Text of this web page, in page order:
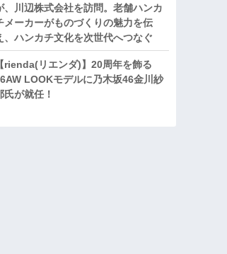
、川辺株式会社を訪問。老舗ハンカ
メーカーがものづくりの魅力を伝
、ハンカチ文化を次世代へつなぐ
【rienda(リエンダ)】20周年を飾る
LOOKモデルに乃木坂46金川紗
氏が就任！